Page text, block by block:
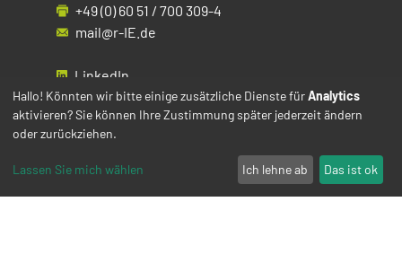
+49 (0) 60 51 / 700 309-4
mail@r-IE.de
LinkedIn
Instagram
Facebook
YouTube
Hallo! Könnten wir bitte einige zusätzliche Dienste fürAnalytics
aktivieren? Sie können Ihre Zustimmung später jederzeit ändern
oder zurückziehen.
Lassen Sie mich wählen Ich lehne ab Das ist ok